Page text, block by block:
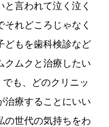
言われて泣く泣く
れどころじゃなく
どもを歯科検診など
クムクと治療したい
も、どのクリニッ
治療することにいい
の世代の気持ちをわ